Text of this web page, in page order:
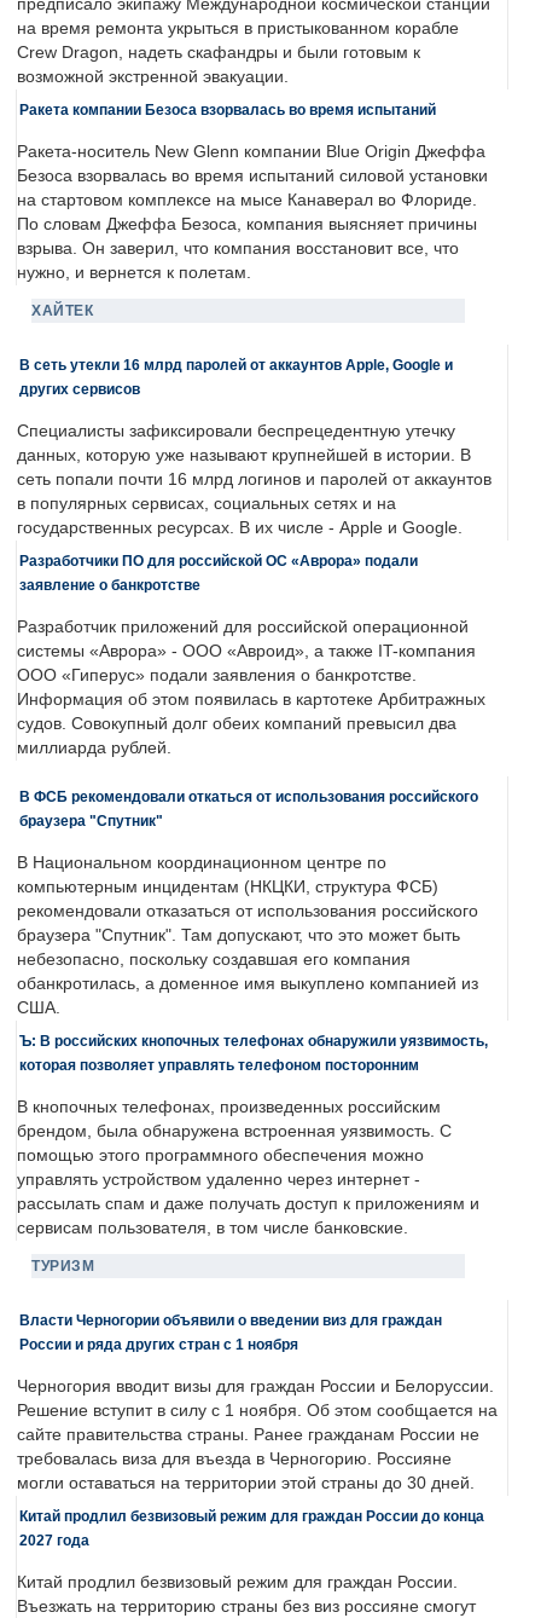
предписало экипажу Международной космической станции
на время ремонта укрыться в пристыкованном корабле
Crew Dragon, надеть скафандры и были готовым к
возможной экстренной эвакуации.
Ракета компании Безоса взорвалась во время испытаний
Ракета-носитель New Glenn компании Blue Origin Джеффа
Безоса взорвалась во время испытаний силовой установки
на стартовом комплексе на мысе Канаверал во Флориде.
По словам Джеффа Безоса, компания выясняет причины
взрыва. Он заверил, что компания восстановит все, что
нужно, и вернется к полетам.
ХАЙТЕК
В сеть утекли 16 млрд паролей от аккаунтов Apple, Google и
других сервисов
Специалисты зафиксировали беспрецедентную утечку
данных, которую уже называют крупнейшей в истории. В
сеть попали почти 16 млрд логинов и паролей от аккаунтов
в популярных сервисах, социальных сетях и на
государственных ресурсах. В их числе - Apple и Google.
Разработчики ПО для российской ОС «Аврора» подали
заявление о банкротстве
Разработчик приложений для российской операционной
системы «Аврора» - ООО «Авроид», а также IT-компания
ООО «Гиперус» подали заявления о банкротстве.
Информация об этом появилась в картотеке Арбитражных
судов. Совокупный долг обеих компаний превысил два
миллиарда рублей.
В ФСБ рекомендовали откаться от использования российского
браузера "Спутник"
В Национальном координационном центре по
компьютерным инцидентам (НКЦКИ, структура ФСБ)
рекомендовали отказаться от использования российского
браузера "Спутник". Там допускают, что это может быть
небезопасно, поскольку создавшая его компания
обанкротилась, а доменное имя выкуплено компанией из
США.
Ъ: В российских кнопочных телефонах обнаружили уязвимость,
которая позволяет управлять телефоном посторонним
В кнопочных телефонах, произведенных российским
брендом, была обнаружена встроенная уязвимость. С
помощью этого программного обеспечения можно
управлять устройством удаленно через интернет -
рассылать спам и даже получать доступ к приложениям и
сервисам пользователя, в том числе банковские.
ТУРИЗМ
Власти Черногории объявили о введении виз для граждан
России и ряда других стран с 1 ноября
Черногория вводит визы для граждан России и Белоруссии.
Решение вступит в силу с 1 ноября. Об этом сообщается на
сайте правительства страны. Ранее гражданам России не
требовалась виза для въезда в Черногорию. Россияне
могли оставаться на территории этой страны до 30 дней.
Китай продлил безвизовый режим для граждан России до конца
2027 года
Китай продлил безвизовый режим для граждан России.
Въезжать на территорию страны без виз россияне смогут